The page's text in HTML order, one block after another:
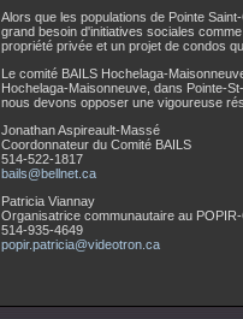
Alors que les populations de Pointe
grand besoin d'initiatives sociales
propriété privée et un projet de condos
Le comité BAILS Hochelaga-
Hochelaga-Maisonneuve, dans Pointe-
nous devons opposer une vigoureuse
Jonathan Aspireault-Massé
Coordonnateur du Comité BAILS
514-522-1817
bails@bellnet.ca
Patricia Viannay
Organisatrice communautaire au
514-935-4649
popir.patricia@videotron.ca